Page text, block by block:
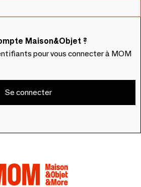
Maison&Objet ?
pour vous connecter à MOM
Se connecter